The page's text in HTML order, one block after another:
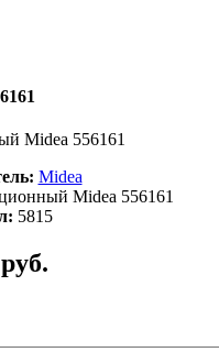
Midea
Midea 556161
5815